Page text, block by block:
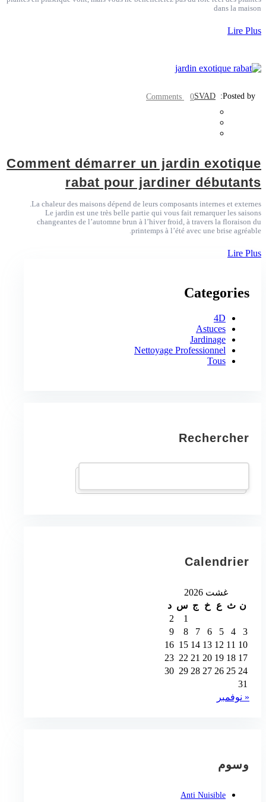
dans la maison
Lire Plus
Posted by:
SVAD
0 Comments
Comment démarrer un jardin exotique
rabat pour jardiner débutants
La chaleur des maisons dépend de leurs composants internes et externes.
Le jardin est une très belle partie qui vous fait remarquer les saisons
changeantes de l’automne brun à l’hiver froid, à travers la floraison du
printemps à l’été avec une brise agréable.
Lire Plus
Categories
4D
Astuces
Jardinage
Nettoyage Professionnel
Tous
Rechercher
Calendrier
غشت 2026
ن ث ع خ ج س د
1
2
3
4
5
6
7
8
9
10
11
12
13
14
15
16
17
18
19
20
21
22
23
24
25
26
27
28
29
30
31
« نوفمبر
وسوم
Anti Nuisible